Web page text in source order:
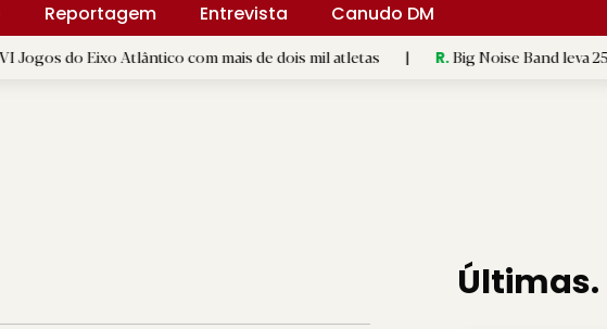
Reportagem Entrevista
Canudo DM
Atlântico com mais de dois mil atletas | R.Big Noise Band leva 25 músicos e
Últimas.